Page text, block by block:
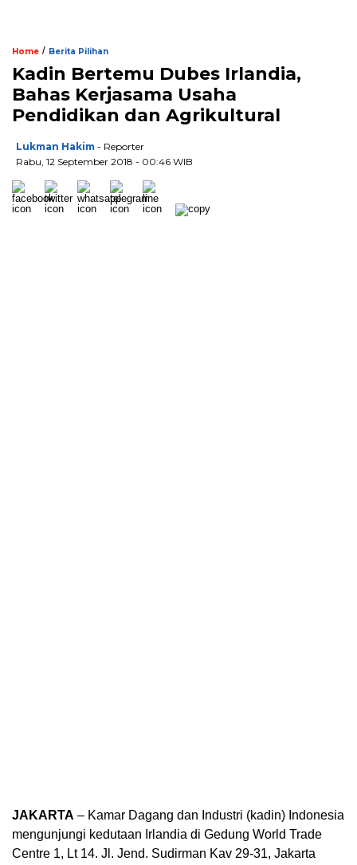
Home / Berita Pilihan
Kadin Bertemu Dubes Irlandia,
Bahas Kerjasama Usaha
Pendidikan dan Agrikultural
Lukman Hakim - Reporter
Rabu, 12 September 2018 - 00:46 WIB
JAKARTA – Kamar Dagang dan Industri (kadin) Indonesia
mengunjungi kedutaan Irlandia di Gedung World Trade
Centre 1, Lt 14. Jl. Jend. Sudirman Kav 29-31, Jakarta